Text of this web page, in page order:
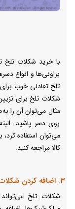
با خرید شکلات تلخ
براونی‌ها و انواع
تلخ تعادلی خوب
شکلات تلخ برای
مثال می‌توان آن را
روی دسر پاشید.
می‌توان استفاده کرد،
کالا مراجعه کنید.
3. اضافه کردن شکلات تلخ به نوشیدنی‌ها
شکلات تلخ